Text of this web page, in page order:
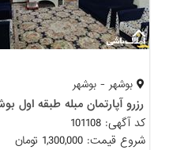
بوشهر - بوشهر
رزرو آپارتمان مبله طبقه اول
کد آگهی: 101108
شروع قیمت: 1,300,000 تومان